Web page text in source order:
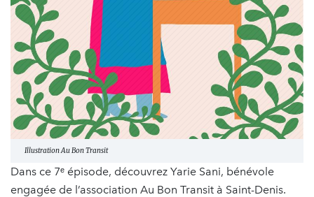
Illustration Au Bon Transit
Dans ce 7ᵉ épisode, découvrez Yarie Sani, bénévole
engagée de l’association Au Bon Transit à Saint-Denis.